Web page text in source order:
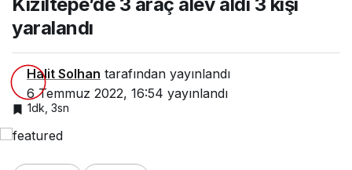
yaralandı
Halit Solhan tarafından yayınlandı
6 Temmuz 2022, 16:54 yayınlandı
1dk, 3sn